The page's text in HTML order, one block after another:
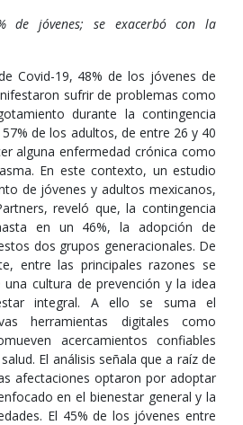
de jóvenes; se exacerbó con la
Covid-19, 48% de los jóvenes de
sufrir de problemas como
durante la contingencia
de los adultos, de entre 26 y 40
alguna enfermedad crónica como
En este contexto, un estudio
de jóvenes y adultos mexicanos,
reveló que, la contingencia
en un 46%, la adopción de
dos grupos generacionales. De
entre las principales razones se
cultura de prevención y la idea
integral. A ello se suma el
herramientas digitales como
acercamientos confiables
El análisis señala que a raíz de
afectaciones optaron por adoptar
en el bienestar general y la
El 45% de los jóvenes entre